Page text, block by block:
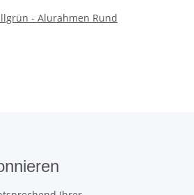
- Alurahmen Rund